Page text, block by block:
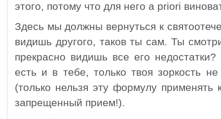
этого, потому что для него a priori
Здесь мы должны вернуться к
видишь другого, таков ты сам. Ты
прекрасно видишь все его
есть и в тебе, только твоя зоркость
(только нельзя эту формулу
запрещенный прием!).